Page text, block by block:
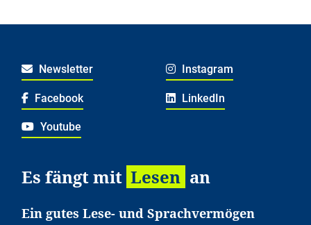
Newsletter Instagram
Facebook LinkedIn
Youtube
Es fängt mit Lesen an
Ein gutes Lese- und Sprachvermögen